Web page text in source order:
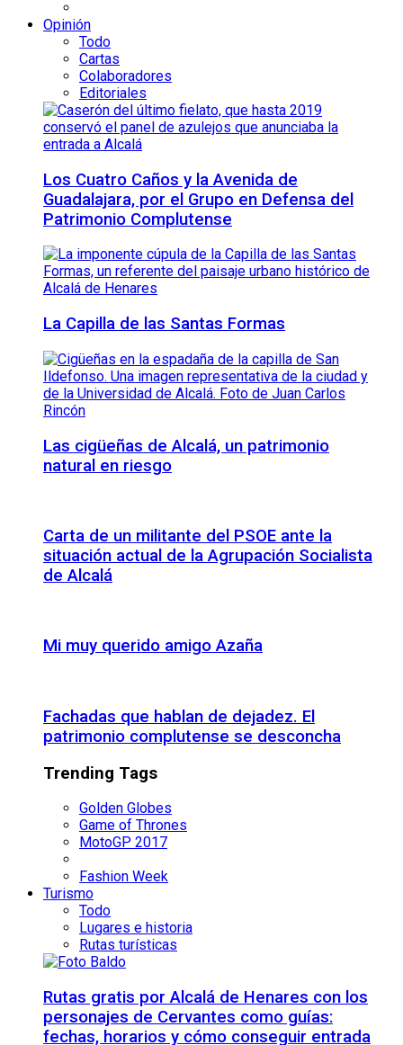
Opinión
Todo
Cartas
Colaboradores
Editoriales
Los Cuatro Caños y la Avenida de
Guadalajara, por el Grupo en Defensa del
Patrimonio Complutense
La Capilla de las Santas Formas
Las cigüeñas de Alcalá, un patrimonio
natural en riesgo
Carta de un militante del PSOE ante la
situación actual de la Agrupación Socialista
de Alcalá
Mi muy querido amigo Azaña
Fachadas que hablan de dejadez. El
patrimonio complutense se desconcha
Trending Tags
Golden Globes
Game of Thrones
MotoGP 2017
Fashion Week
Turismo
Todo
Lugares e historia
Rutas turísticas
Rutas gratis por Alcalá de Henares con los
personajes de Cervantes como guías:
fechas, horarios y cómo conseguir entrada